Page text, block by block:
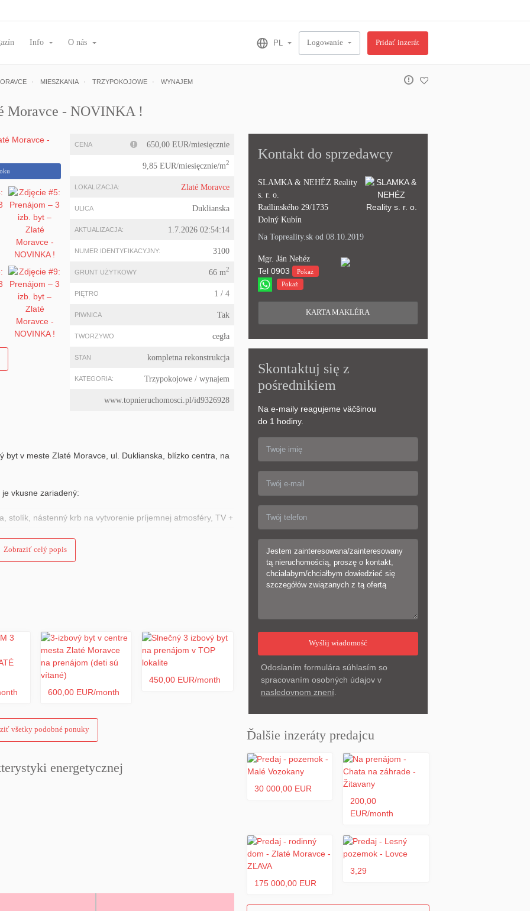
Info O nás Logowanie Pridať inzerát
MIESZKANIA TRZYPOKOJOWE WYNAJEM
Moravce - NOVINKA !
CENA 650,00 EUR/miesięcznie
9,85 EUR/miesięcznie/m2
LOKALIZACJA: Zlaté Moravce
ULICA Duklianska
AKTUALIZACJA: 1.7.2026 02:54:14
NUMER IDENTYFIKACYJNY: 3100
GRUNT UŻYTKOWY 66 m2
PIĘTRO 1 / 4
PIWNICA Tak
TWORZYWO cegła
STAN kompletna rekonstrukcja
KATEGORIA: Trzypokojowe/ wynajem
www.topnieruchomosci.pl/id9326928
byt v meste Zlaté Moravce, ul. Duklianska, blízko centra, na
vkusne zariadený:
stolík, nástenný krb na vytvorenie príjemnej atmosféry, TV +
dvere do bytu
sa po ukončení prenájmu vráti, ak nebudú poškodenia na
Zobraziť celý popis
600,00 EUR/month
450,00 EUR/month
všetky podobné ponuky
energetycznej
Kontakt do sprzedawcy
SLAMKA & NEHÉZ Reality
s. r. o.
Radlinského 29/1735
Dolný Kubín
Na Topreality.sk od 08.10.2019
Mgr. Ján Nehéz
Tel0903
Pokaż
Pokaż
KARTA MAKLÉRA
Skontaktuj się z
pośrednikiem
Na e-maily reagujeme väčšinou
do 1 hodiny.
Odoslaním formulára súhlasím so
spracovaním osobných údajov v
nasledovnom znení.
Ďalšie inzeráty predajcu
30 000,00 EUR
200,00
EUR/month
175 000,00 EUR
3,29